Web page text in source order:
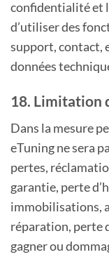
confidentialité et
d’utiliser des
support, contact,
données
18. Limitation
Dans la mesure
eTuning ne sera
pertes,
garantie, perte
immobilisations,
réparation, perte
gagner ou